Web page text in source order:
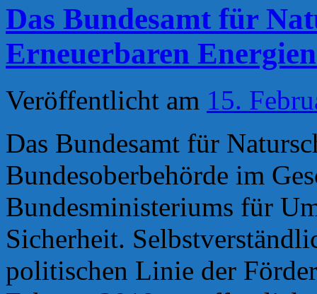
Natur
in
Deutschland
´
–
aus
dem
Bundesumweltministerium
dem
Bundesamt
Naturschutz
Das Bundesamt für
Erneuerbaren
Veröffentlicht am 15.
Das Bundesamt für
Bundesoberbehörde im
Bundesministeriums für
Sicherheit.
politischen Linie der